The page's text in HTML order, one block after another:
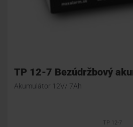
TP 12-7 Bezúdržbový
Akumulátor 12V/ 7Ah
TP 12-7